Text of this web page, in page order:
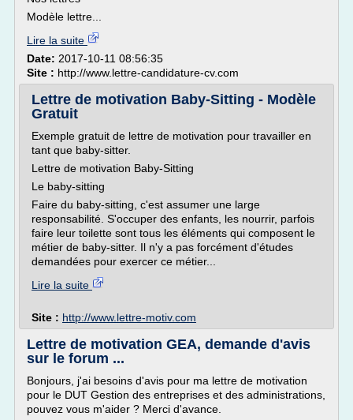
Modèle lettre...
Lire la suite
Date: 2017-10-11 08:56:35
Site : http://www.lettre-candidature-cv.com
Lettre de motivation Baby-Sitting - Modèle
Gratuit
Exemple gratuit de lettre de motivation pour travailler en
tant que baby-sitter.
Lettre de motivation Baby-Sitting
Le baby-sitting
Faire du baby-sitting, c'est assumer une large
responsabilité. S'occuper des enfants, les nourrir, parfois
faire leur toilette sont tous les éléments qui composent le
métier de baby-sitter. Il n'y a pas forcément d'études
demandées pour exercer ce métier...
Lire la suite
Site : http://www.lettre-motiv.com
Lettre de motivation GEA, demande d'avis
sur le forum ...
Bonjours, j'ai besoins d'avis pour ma lettre de motivation
pour le DUT Gestion des entreprises et des administrations,
pouvez vous m'aider ? Merci d'avance.